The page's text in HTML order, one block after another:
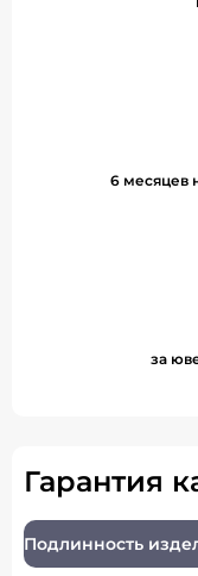
6 месяцев
за
Гарантия
Подлинность